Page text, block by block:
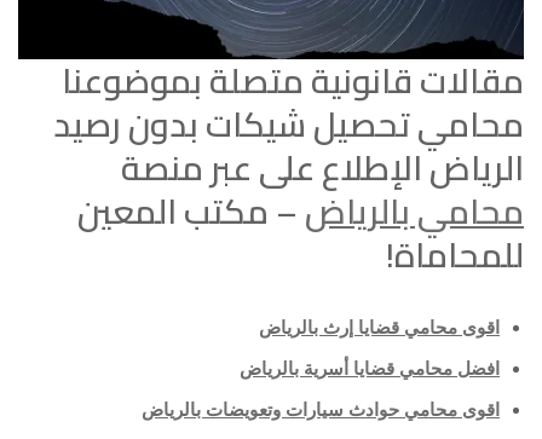
مقالات قانونية متصلة بموضوعنا
محامي تحصيل شيكات بدون رصيد
الرياض الإطلاع على عبر منصة
محامي بالرياض– مكتب المعين
للمحاماة!
اقوى محامي قضايا إرث بالرياض
افضل محامي قضايا أسرية بالرياض
اقوى محامي حوادث سيارات وتعويضات بالرياض